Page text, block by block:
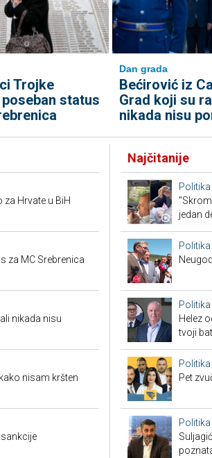
Trojke
status
Dan grada
Bećirović iz
Grad koji su
nikada nisu
Hrvate u BiH
za MC Srebrenica
nikada nisu
nisam kršten
Najčitanije
Politika
jedan
Politika
Politika
Helez
tvoji
Politika
Pet
Politika